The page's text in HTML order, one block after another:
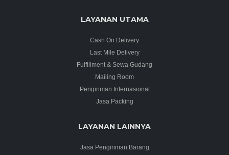
LAYANAN UTAMA
Cash On Delivery
Last Mile Delivery
Fulfillment & Sewa Gudang
Mailing Room
Pengiriman Internasional
Jasa Packing
LAYANAN LAINNYA
Jasa Pengiriman Barang